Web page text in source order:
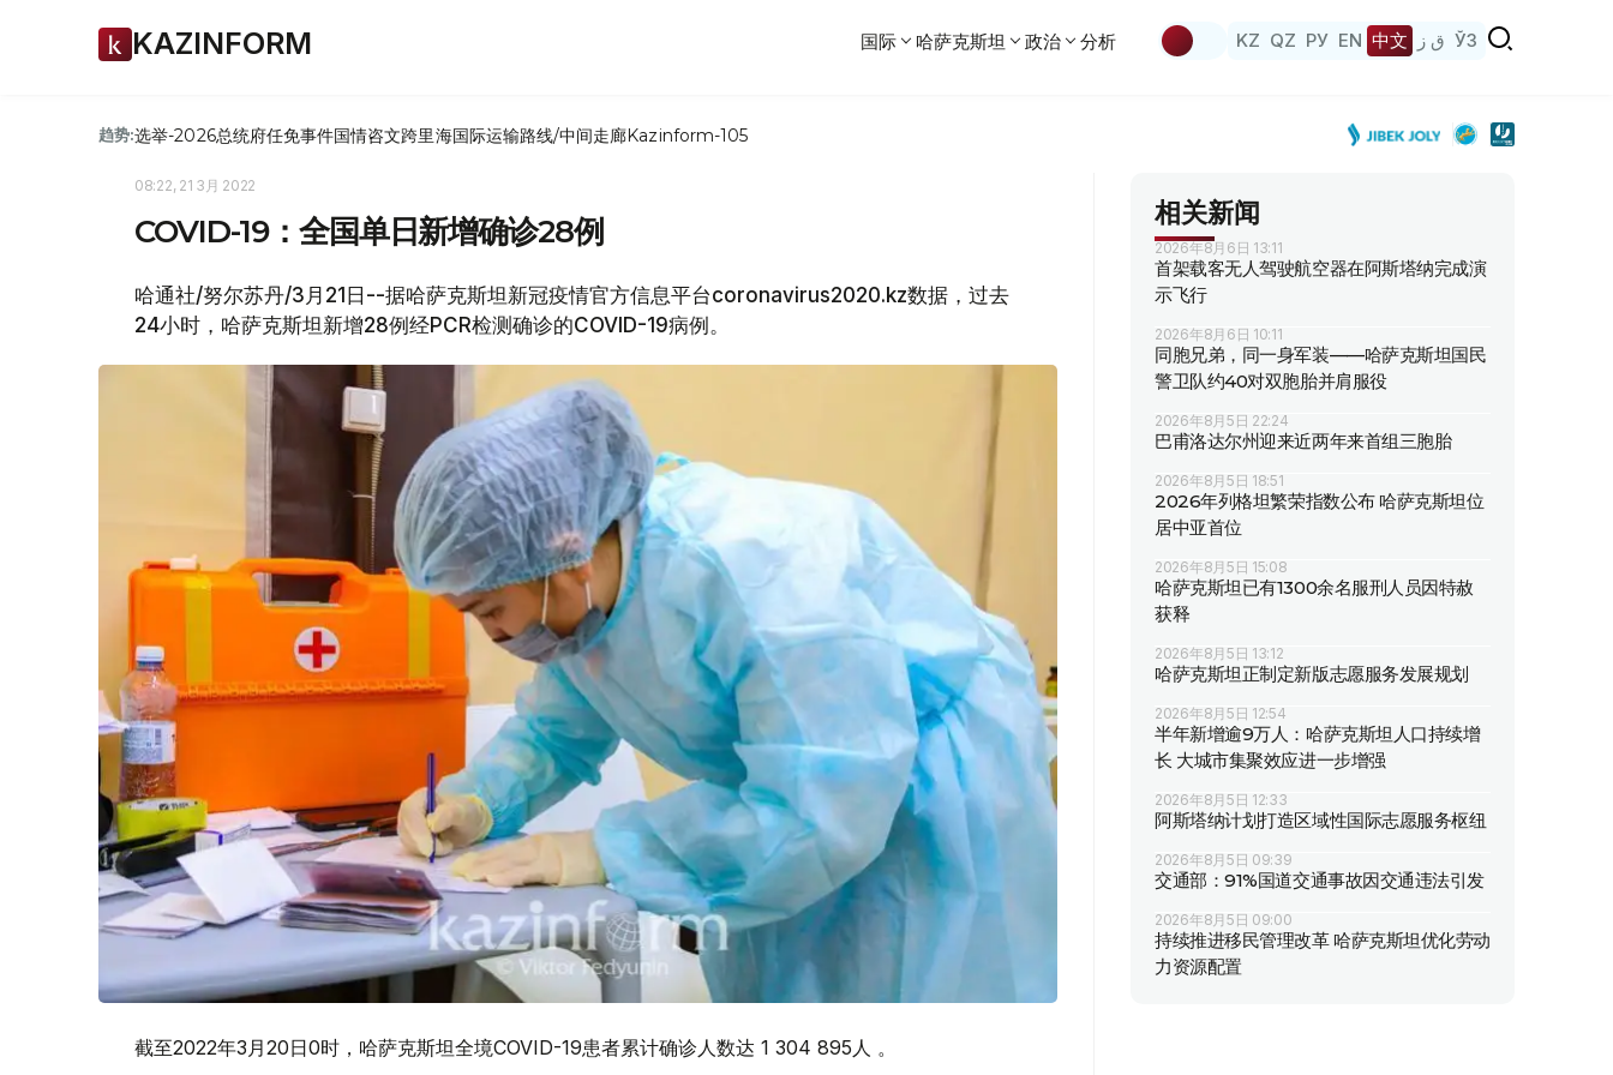
KAZINFORM 国际 哈萨克斯坦 政治 分析 KZ QZ РУ EN 中文 ق ز ЎЗ
趋势:选举-2026总统府任免事件国情咨文跨里海国际运输路线/中间走廊Kazinform-105
08:22, 21 3月 2022
COVID-19：全国单日新增确诊28例
哈通社/努尔苏丹/3月21日--据哈萨克斯坦新冠疫情官方信息平台coronavirus2020.kz数据，过去
24小时，哈萨克斯坦新增28例经PCR检测确诊的COVID-19病例。
截至2022年3月20日0时，哈萨克斯坦全境COVID-19患者累计确诊人数达 1 304 895人 。
相关新闻
2026年8月6日 13:11
首架载客无人驾驶航空器在阿斯塔纳完成演
示飞行
2026年8月6日 10:11
同胞兄弟，同一身军装——哈萨克斯坦国民
警卫队约40对双胞胎并肩服役
2026年8月5日 22:24
巴甫洛达尔州迎来近两年来首组三胞胎
2026年8月5日 18:51
2026年列格坦繁荣指数公布 哈萨克斯坦位
居中亚首位
2026年8月5日 15:08
哈萨克斯坦已有1300余名服刑人员因特赦
获释
2026年8月5日 13:12
哈萨克斯坦正制定新版志愿服务发展规划
2026年8月5日 12:54
半年新增逾9万人：哈萨克斯坦人口持续增
长 大城市集聚效应进一步增强
2026年8月5日 12:33
阿斯塔纳计划打造区域性国际志愿服务枢纽
2026年8月5日 09:39
交通部：91%国道交通事故因交通违法引发
2026年8月5日 09:00
持续推进移民管理改革 哈萨克斯坦优化劳动
力资源配置